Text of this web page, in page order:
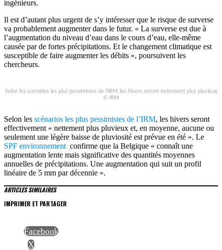
ingénieurs.
Il est d’autant plus urgent de s’y intéresser que le risque de surverse
va probablement augmenter dans le futur. « La surverse est due à
l’augmentation du niveau d’eau dans le cours d’eau, elle-même
causée par de fortes précipitations. Et le changement climatique est
susceptible de faire augmenter les débits », poursuivent les
chercheurs.
Selon les scénarios les plus pessimistes de l’IRM, les hivers seront nettement plus pluvieux
© IRM
Selon les scénarios les plus pessimistes de l’IRM, les hivers seront
effectivement « nettement plus pluvieux et, en moyenne, aucune ou
seulement une légère baisse de pluviosité est prévue en été ». Le
SPF environnement confirme que la Belgique « connaît une
augmentation lente mais significative des quantités moyennes
annuelles de précipitations. Une augmentation qui suit un profil
linéaire de 5 mm par décennie ».
ARTICLES SIMILAIRES
IMPRIMER ET PARTAGER
Facebook
X